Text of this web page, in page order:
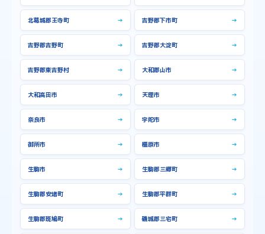
北葛城郡王寺町 → 吉野郡下市町 →
吉野郡吉野町 → 吉野郡大淀町 →
吉野郡東吉野村 → 大和郡山市 →
大和高田市 → 天理市 →
奈良市 → 宇陀市 →
御所市 → 橿原市 →
生駒市 → 生駒郡三郷町 →
生駒郡安堵町 → 生駒郡平群町 →
生駒郡斑鳩町 → 磯城郡三宅町 →